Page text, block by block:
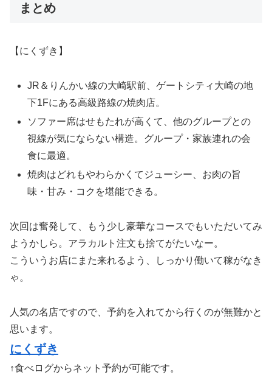
まとめ
【にくずき】
JR＆りんかい線の大崎駅前、ゲートシティ大崎の地
下1Fにある高級路線の焼肉店。
ソファー席はせもたれが高くて、他のグループとの
視線が気にならない構造。グループ・家族連れの会
食に最適。
焼肉はどれもやわらかくてジューシー、お肉の旨
味・甘み・コクを堪能できる。
次回は奮発して、もう少し豪華なコースでもいただいてみ
ようかしら。アラカルト注文も捨てがたいなー。
こういうお店にまた来れるよう、しっかり働いて稼がなき
ゃ。
人気の名店ですので、予約を入れてから行くのが無難かと
思います。
にくずき
↑食べログからネット予約が可能です。